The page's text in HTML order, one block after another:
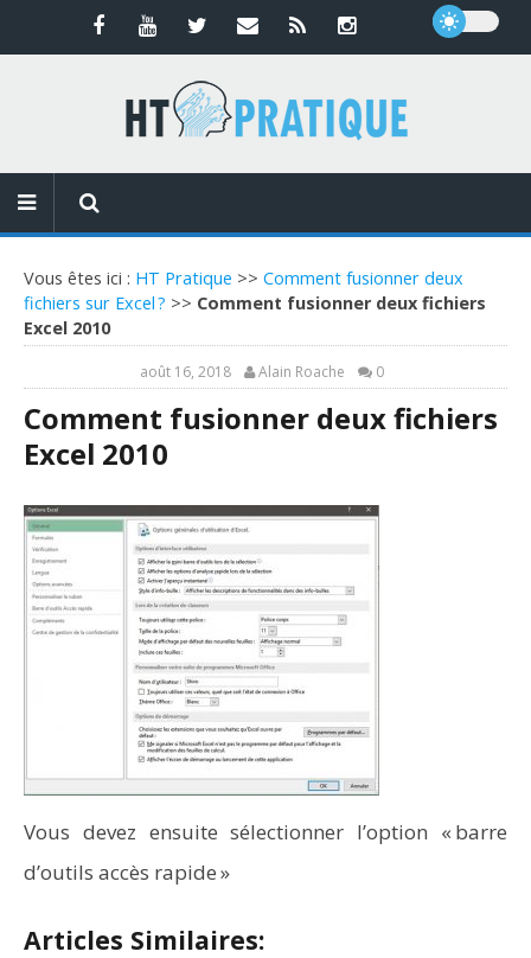
Vous êtes ici : HT Pratique >> Comment fusionner deux
fichiers sur Excel ? >> Comment fusionner deux fichiers
Excel 2010
août 16, 2018 Alain Roache 0
Comment fusionner deux fichiers
Excel 2010
Vous devez ensuite sélectionner l’option « barre
d’outils accès rapide »
Articles Similaires: